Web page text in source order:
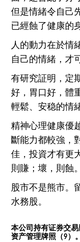
但是情緒令自己
已經蝕了健康的
人的動力在於情
自己的情緒，才
有研究証明，定
好 ， 胃口好，體
輕鬆、安稳的情
精神心理健康優
斷能力都較強 ，
佳，投資才有更
則賺 ；壞 ，則蝕。
股市不是熊市。
水務股。
本公司持有证券交易
资产管理牌照（9）